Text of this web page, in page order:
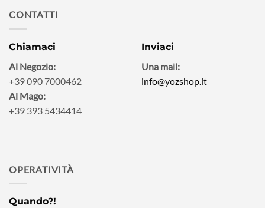
CONTATTI
Chiamaci
Al Negozio:
+39 090 7000462
Al Mago:
+39 393 5434414
Inviaci
Una mail:
info@yozshop.it
OPERATIVITÀ
Quando?!